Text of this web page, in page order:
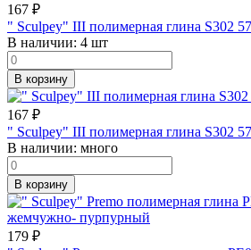
167 ₽
" Sculpey" III полимерная глина S302
В наличии: 4 шт
В корзину
167 ₽
" Sculpey" III полимерная глина S302
В наличии: много
В корзину
179 ₽